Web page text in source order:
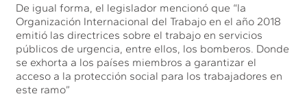
De igual forma, el legislador mencionó que “la
Organización Internacional del Trabajo en el año 2018
emitió las directrices sobre el trabajo en servicios
públicos de urgencia, entre ellos, los bomberos. Donde
se exhorta a los países miembros a garantizar el
acceso a la protección social para los trabajadores en
este ramo”